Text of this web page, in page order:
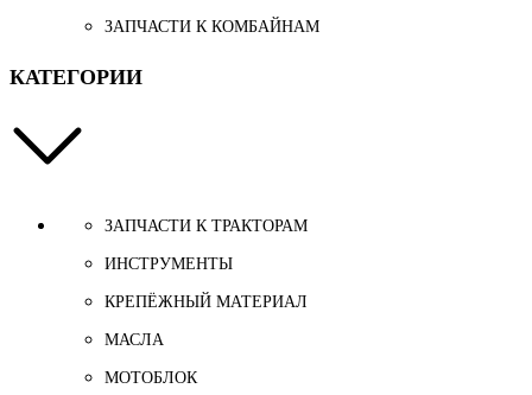
ЗАПЧАСТИ К КОМБАЙНАМ
КАТЕГОРИИ
ЗАПЧАСТИ К ТРАКТОРАМ
ИНСТРУМЕНТЫ
КРЕПЁЖНЫЙ МАТЕРИАЛ
МАСЛА
МОТОБЛОК